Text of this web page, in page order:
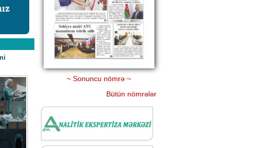
~ Sonuncu nömrə ~
Bütün nömrələr